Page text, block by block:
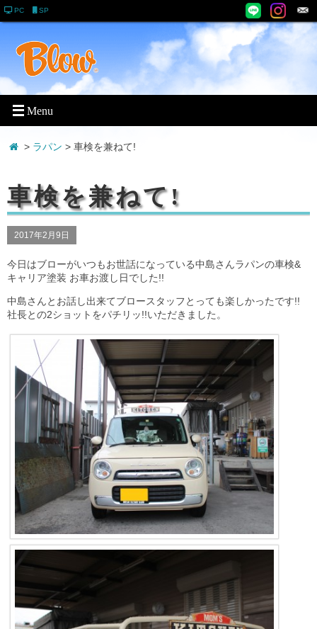
PC SP
> ラパン > 車検を兼ねて!
車検を兼ねて!
2017年2月9日
今日はブローがいつもお世話になっている中島さんラパンの車検&
キャリア塗装 お車お渡し日でした!!
中島さんとお話し出来てブロースタッフとっても楽しかったです!!
社長との2ショットをパチリッ!!いただきました。